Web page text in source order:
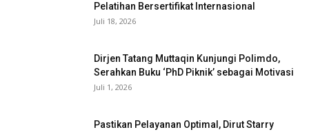
Pelatihan Bersertifikat Internasional
Juli 18, 2026
Dirjen Tatang Muttaqin Kunjungi Polimdo,
Serahkan Buku ‘PhD Piknik’ sebagai Motivasi
Juli 1, 2026
Pastikan Pelayanan Optimal, Dirut Starry